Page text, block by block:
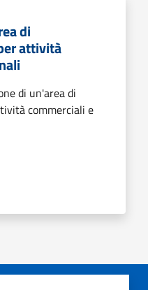
di
attività
di un'area di
commerciali e